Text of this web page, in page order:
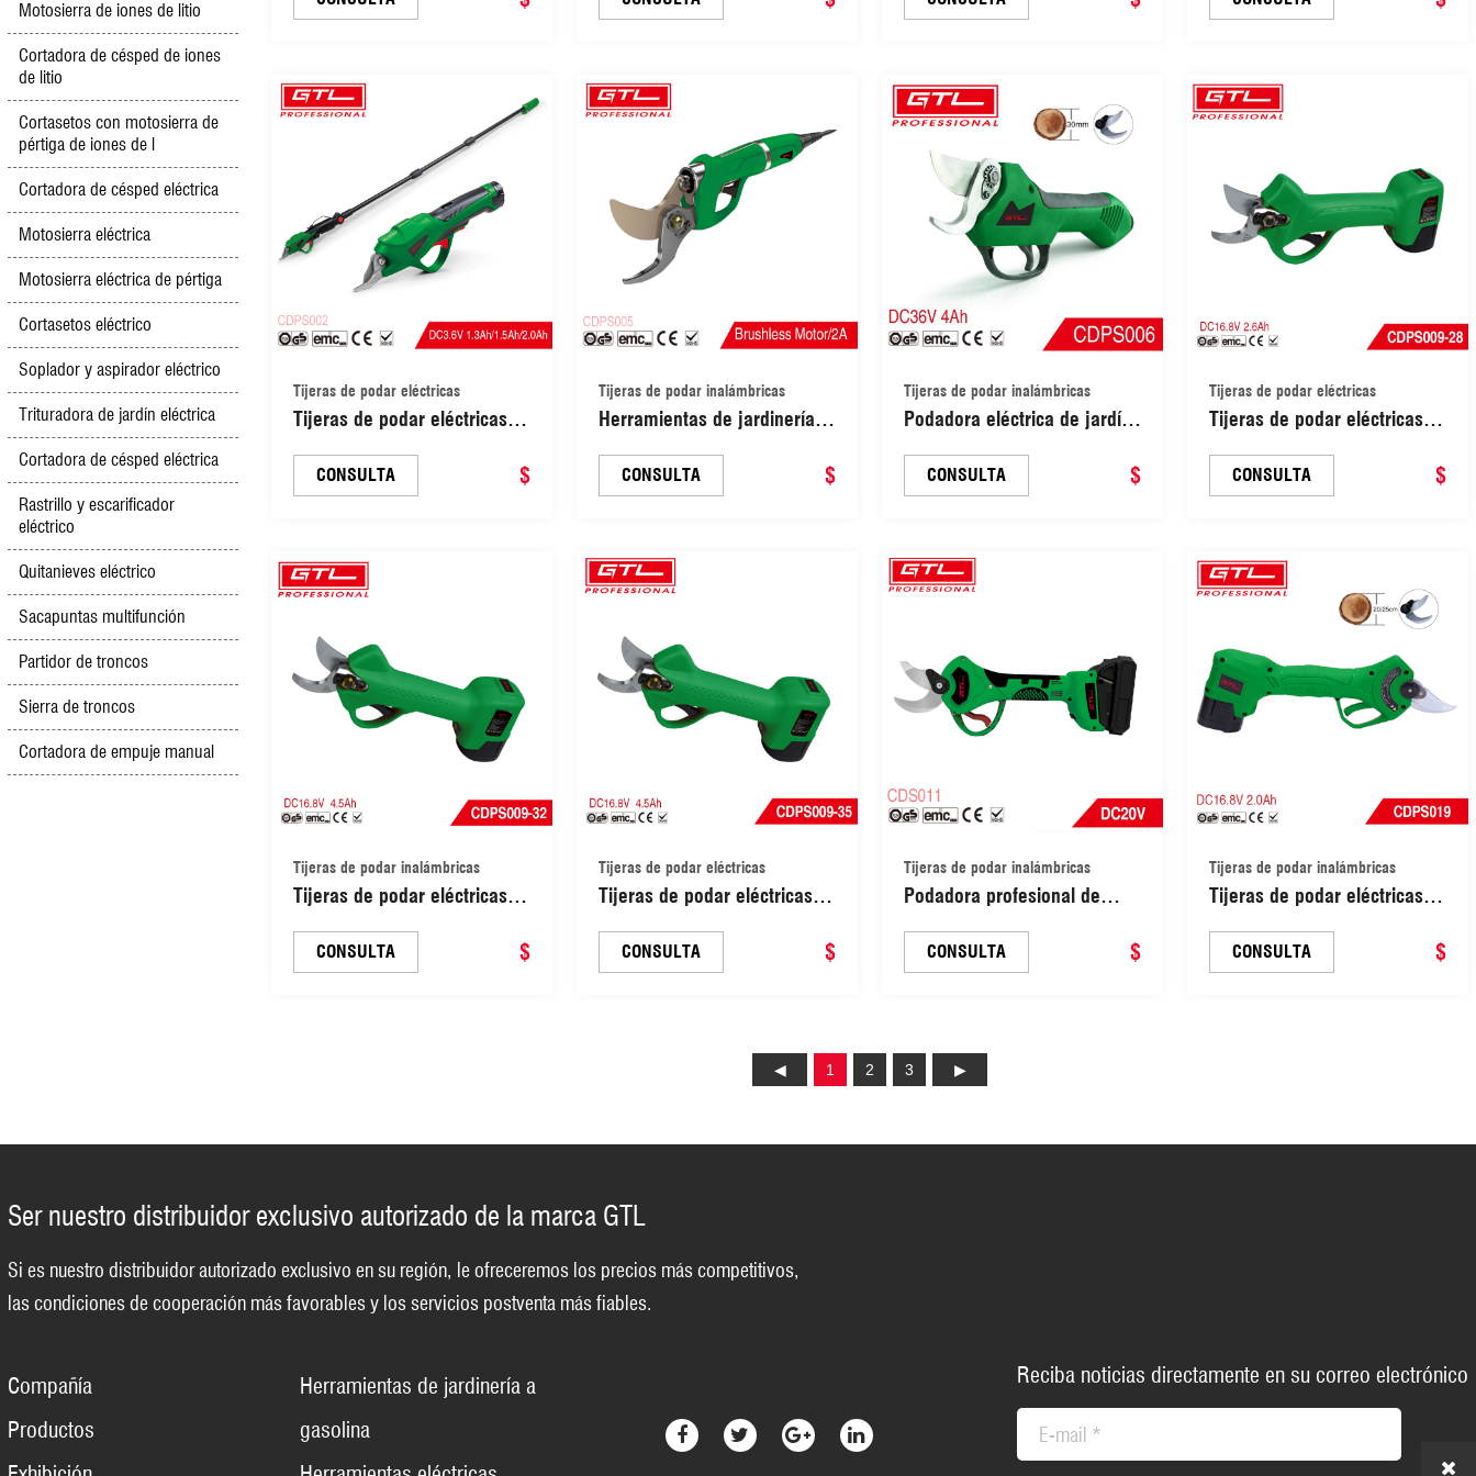
Motosierra de iones de litio
Cortadora de césped de iones
de litio
Cortasetos con motosierra de
pértiga de iones de l
Cortadora de césped eléctrica
Motosierra eléctrica
Motosierra eléctrica de pértiga
Cortasetos eléctrico
Soplador y aspirador eléctrico
Trituradora de jardín eléctrica
Cortadora de césped eléctrica
Rastrillo y escarificador
eléctrico
Quitanieves eléctrico
Sacapuntas multifunción
Partidor de troncos
Sierra de troncos
Cortadora de empuje manual
metal (CDPS044)
con diámetro de corte de 40
ramas (CDPS032-25)
(CDPS001)
Tijeras de podar eléctricas
Tijeras de podar eléctricas
iones de litio de 3,6 V y
pértiga extensible de 200 cm
CONSULTA $
Tijeras de podar inalámbricas
Herramientas de jardinería,
de podar, herramientas de
corte, cortador, tijera de
CONSULTA $
Tijeras de podar inalámbricas
Podadora eléctrica de jardín
motor sin escobillas, tijeras
de podar electrónicas con
CONSULTA $
Tijeras de podar eléctricas
Tijeras de podar eléctricas a
con protección para los
dedos y función progresiva
CONSULTA $
Tijeras de podar inalámbricas
Tijeras de podar eléctricas
batería, con capacidad de
corte de 32 mm (CDPS009-
CONSULTA $
Tijeras de podar eléctricas
Tijeras de podar eléctricas
unidades, 4,5 Ah, batería de
litio recargable, diámetro de
CONSULTA $
Tijeras de podar inalámbricas
Podadora profesional de
con batería de litio de 20 V y
diámetro de corte de 28 mm
CONSULTA $
Tijeras de podar inalámbricas
Tijeras de podar eléctricas
jardín, con 2 baterías de litio
recargables de 2 Ah
CONSULTA $
1 2 3
Ser nuestro distribuidor exclusivo autorizado de la marca GTL
Si es nuestro distribuidor autorizado exclusivo en su región, le ofreceremos los precios más competitivos,
las condiciones de cooperación más favorables y los servicios postventa más fiables.
Compañía
Productos
Herramientas de jardinería a
gasolina
Reciba noticias directamente en su correo electrónico